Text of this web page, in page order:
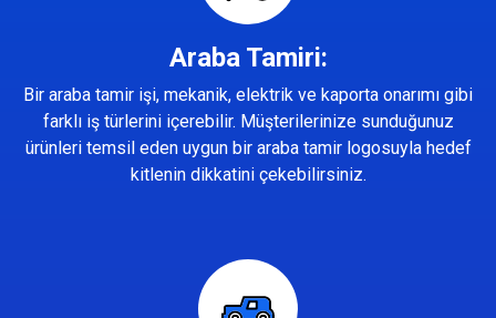
Araba Tamiri:
Bir araba tamir işi, mekanik, elektrik ve kaporta onarımı gibi
farklı iş türlerini içerebilir. Müşterilerinize sunduğunuz
ürünleri temsil eden uygun bir araba tamir logosuyla hedef
kitlenin dikkatini çekebilirsiniz.